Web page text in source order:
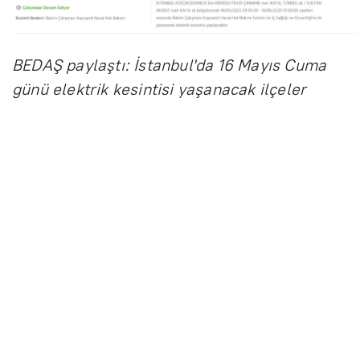
BEDAŞ paylaştı: İstanbul'da 16 Mayıs Cuma
günü elektrik kesintisi yaşanacak ilçeler